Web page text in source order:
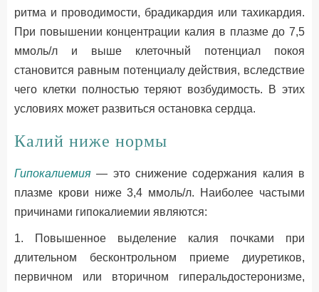
ритма и проводимости, брадикардия или тахикардия.
При повышении концентрации калия в плазме до 7,5
ммоль/л и выше клеточный потенциал покоя
становится равным потенциалу действия, вследствие
чего клетки полностью теряют возбудимость. В этих
условиях может развиться остановка сердца.
Калий ниже нормы
Гипокалиемия — это снижение содержания калия в
плазме крови ниже 3,4 ммоль/л. Наиболее частыми
причинами гипокалиемии являются:
1. Повышенное выделение калия почками при
длительном бесконтрольном приеме диуретиков,
первичном или вторичном гиперальдостеронизме,